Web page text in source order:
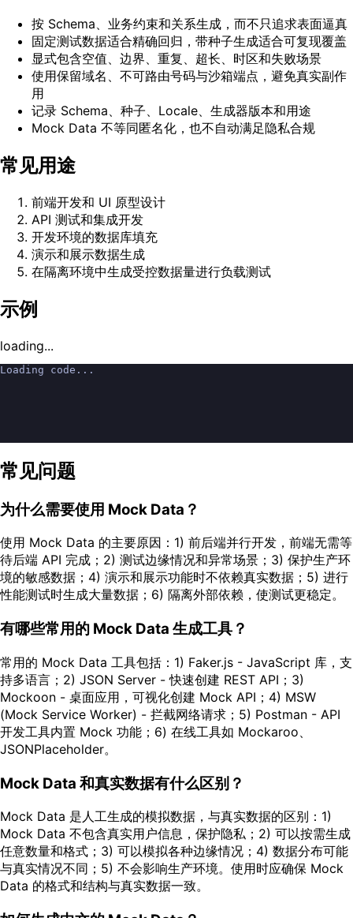
按 Schema、业务约束和关系生成，而不只追求表面逼真
固定测试数据适合精确回归，带种子生成适合可复现覆盖
显式包含空值、边界、重复、超长、时区和失败场景
使用保留域名、不可路由号码与沙箱端点，避免真实副作
用
记录 Schema、种子、Locale、生成器版本和用途
Mock Data 不等同匿名化，也不自动满足隐私合规
常见用途
前端开发和 UI 原型设计
API 测试和集成开发
开发环境的数据库填充
演示和展示数据生成
在隔离环境中生成受控数据量进行负载测试
示例
loading...
Loading code...
常见问题
为什么需要使用 Mock Data？
使用 Mock Data 的主要原因：1) 前后端并行开发，前端无需等
待后端 API 完成；2) 测试边缘情况和异常场景；3) 保护生产环
境的敏感数据；4) 演示和展示功能时不依赖真实数据；5) 进行
性能测试时生成大量数据；6) 隔离外部依赖，使测试更稳定。
有哪些常用的 Mock Data 生成工具？
常用的 Mock Data 工具包括：1) Faker.js - JavaScript 库，支
持多语言；2) JSON Server - 快速创建 REST API；3)
Mockoon - 桌面应用，可视化创建 Mock API；4) MSW
(Mock Service Worker) - 拦截网络请求；5) Postman - API
开发工具内置 Mock 功能；6) 在线工具如 Mockaroo、
JSONPlaceholder。
Mock Data 和真实数据有什么区别？
Mock Data 是人工生成的模拟数据，与真实数据的区别：1)
Mock Data 不包含真实用户信息，保护隐私；2) 可以按需生成
任意数量和格式；3) 可以模拟各种边缘情况；4) 数据分布可能
与真实情况不同；5) 不会影响生产环境。使用时应确保 Mock
Data 的格式和结构与真实数据一致。